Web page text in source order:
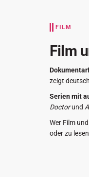
FILM
Film
zeigt
Serien mit
Doctorund
Wer Film
oder zu